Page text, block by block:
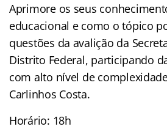
Aprimore os seus
educacional e como o tópico
questões da avalição da
Distrito Federal, participando
com alto nível de
Carlinhos Costa.
Horário: 18h